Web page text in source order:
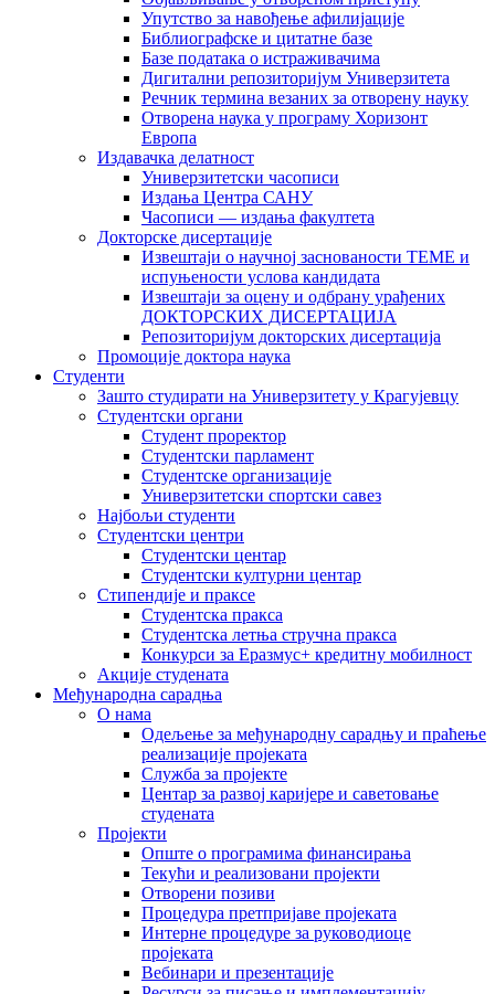
Упутство за навођење афилијације
Библиографске и цитатне базе
Базе података о истраживачима
Дигитални репозиторијум Универзитета
Рeчник термина везаних за отворену науку
Отворена наука у програму Хоризонт
Европа
Издавачка делатност
Универзитетски часописи
Издања Центра САНУ
Часописи — издања факултета
Докторске дисертације
Извештаји о научној заснованости ТЕМЕ и
испуњености услова кандидата
Извештаји за оцену и одбрану урађених
ДОКТОРСКИХ ДИСЕРТАЦИЈА
Репозиторијум докторских дисертација
Промоције доктора наука
Студенти
Зашто студирати на Универзитету у Крагујевцу
Студентски органи
Студент проректор
Студентски парламент
Студентске организације
Универзитетски спортски савез
Најбољи студенти
Студентски центри
Студентски центар
Студентски културни центар
Стипендије и праксе
Студентска пракса
Студентска летња стручна пракса
Конкурси за Еразмус+ кредитну мобилност
Акције студената
Међународна сарадња
О нама
Одељење за међународну сарадњу и праћење
реализације пројеката
Служба за пројекте
Центар за развој каријере и саветовање
студената
Пројекти
Опште о програмима финансирања
Текући и реализовани пројекти
Отворени позиви
Процедура претпријаве пројеката
Интерне процедуре за руководиоце
пројеката
Вебинари и презентације